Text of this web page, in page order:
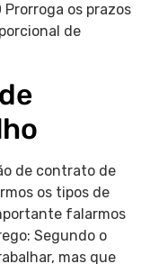
Prorroga os prazos
de
de contrato de
os tipos de
falarmos
Segundo o
mas que